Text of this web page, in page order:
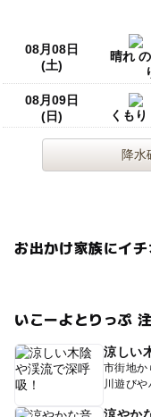
08月08日
(土)
晴れ
08月09日
(日)
くも
降水
お出かけ家族にイ
いこーよとりっぷ
涼しい
市街地か
川遊び